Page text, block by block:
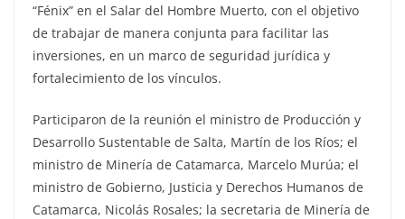
“Fénix” en el Salar del Hombre Muerto, con el objetivo
de trabajar de manera conjunta para facilitar las
inversiones, en un marco de seguridad jurídica y
fortalecimiento de los vínculos.
Participaron de la reunión el ministro de Producción y
Desarrollo Sustentable de Salta, Martín de los Ríos; el
ministro de Minería de Catamarca, Marcelo Murúa; el
ministro de Gobierno, Justicia y Derechos Humanos de
Catamarca, Nicolás Rosales; la secretaria de Minería de